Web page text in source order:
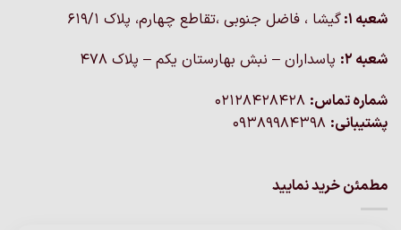
شعبه 1:
گيشا ، فاضل جنوبی ،تقاطع چهارم، پلاک 619/1
شعبه 2:
پاسداران – نبش بهارستان یکم – پلاک ۴۷۸
شماره تماس:
پشتیبانی:
مطمئن خرید نمایید